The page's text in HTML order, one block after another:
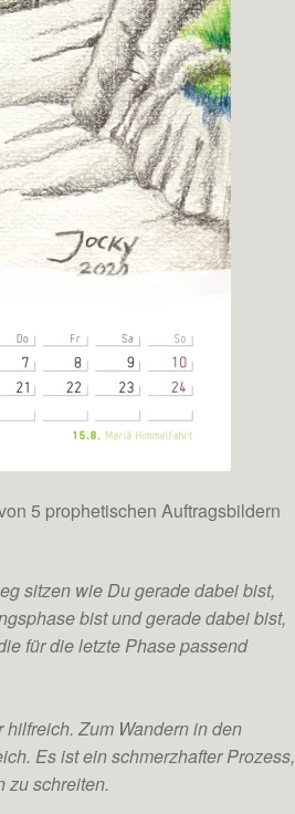
5 prophetischen Auftragsbildern
sitzen wie Du gerade dabei bist,
bist und gerade dabei bist,
für die letzte Phase passend
Zum Wandern in den
Es ist ein schmerzhafter Prozess,
zu schreiten.